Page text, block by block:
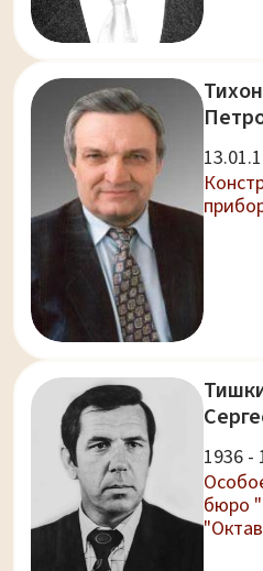
1936 -
бюро